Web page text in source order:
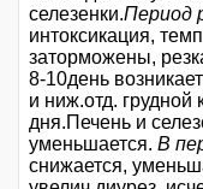
селезенки.Период
интоксикация,
заторможены,
8-10день
и ниж.отд. грудной
дня.Печень и
уменьшается. В
снижается,